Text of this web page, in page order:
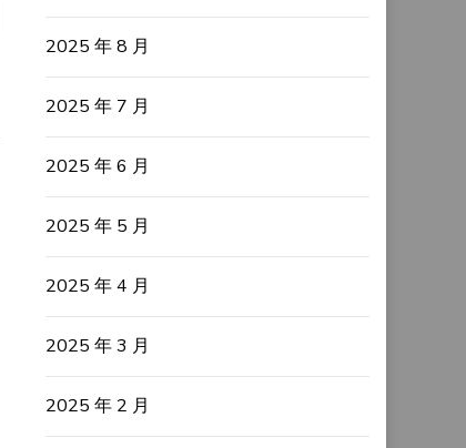
2025 年 8 月
2025 年 7 月
2025 年 6 月
2025 年 5 月
2025 年 4 月
2025 年 3 月
2025 年 2 月